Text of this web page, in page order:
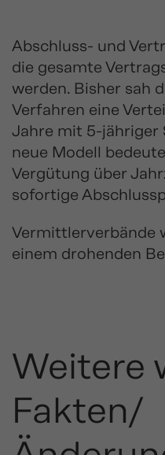
Abschluss- und
die gesamte
werden. Bisher sah
Verfahren eine
Jahre mit 5-jähriger
neue Modell
Vergütung über
sofortige
Vermittlerverbände
einem drohenden
Weitere
Fakten/